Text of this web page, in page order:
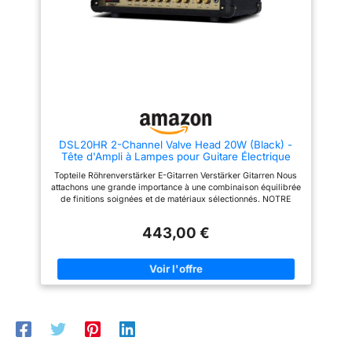
booster ou d'atténuer les
médiums selon votre jeu. En le
transistor assurent un son
boucle d'effets (FX LOOP)
place vos effets de modulation
saturation pour des résultats
nets et précis. Polyvalence pour
pratique et performance - La
pour jouer avec des playbacks.
Attention, malgré sa taille
puissants ! Pour une pratique
casque avec simulation
DSL20HR 2-Channel Valve Head 20W (Black) -
Tête d'Ampli à Lampes pour Guitare Électrique
Topteile Röhrenverstärker E-Gitarren Verstärker Gitarren Nous
attachons une grande importance à une combinaison équilibrée
de finitions soignées et de matériaux sélectionnés. NOTRE
443,00 €